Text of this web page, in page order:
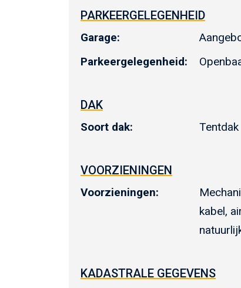
PARKEERGELEGENHEID
Garage:
Parkeergelegenheid:
DAK
Soort dak: Tentdak
VOORZIENINGEN
Voorzieningen:
kabel,
KADASTRALE GEGEVENS